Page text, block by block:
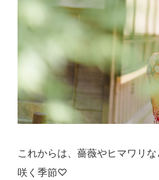
これからは、薔薇やヒマワリ
咲く季節♡